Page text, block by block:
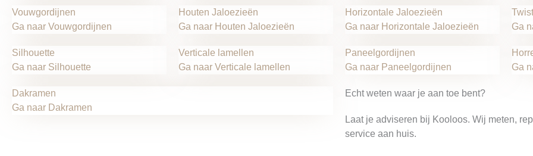
Vouwgordijnen
Ga naar Vouwgordijnen
Houten Jaloezieën
Ga naar Houten Jaloezieën
Horizontale Jaloezieën​
Ga naar Horizontale Jaloezieën​
Ga
Silhouette
Ga naar Silhouette
Verticale lamellen
Ga naar Verticale lamellen
Paneelgordijnen
Ga naar Paneelgordijnen
Ga
Dakramen
Ga naar Dakramen
Echt weten waar je aan toe bent?
Laat je adviseren bij Kooloos. Wij meten,
service aan huis.